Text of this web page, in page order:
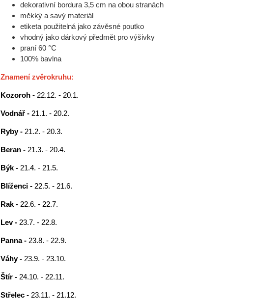
dekorativní bordura 3,5 cm na obou stranách
měkký a savý materiál
etiketa použitelná jako závěsné poutko
vhodný jako dárkový předmět pro výšivky
praní 60 °C
100% bavlna
Znamení zvěrokruhu:
Kozoroh - 22.12. - 20.1.
Vodnář - 21.1. - 20.2.
Ryby - 21.2. - 20.3.
Beran - 21.3. - 20.4.
Býk - 21.4. - 21.5.
Blíženci - 22.5. - 21.6.
Rak - 22.6. - 22.7.
Lev - 23.7. - 22.8.
Panna - 23.8. - 22.9.
Váhy - 23.9. - 23.10.
Štír - 24.10. - 22.11.
Střelec - 23.11. - 21.12.